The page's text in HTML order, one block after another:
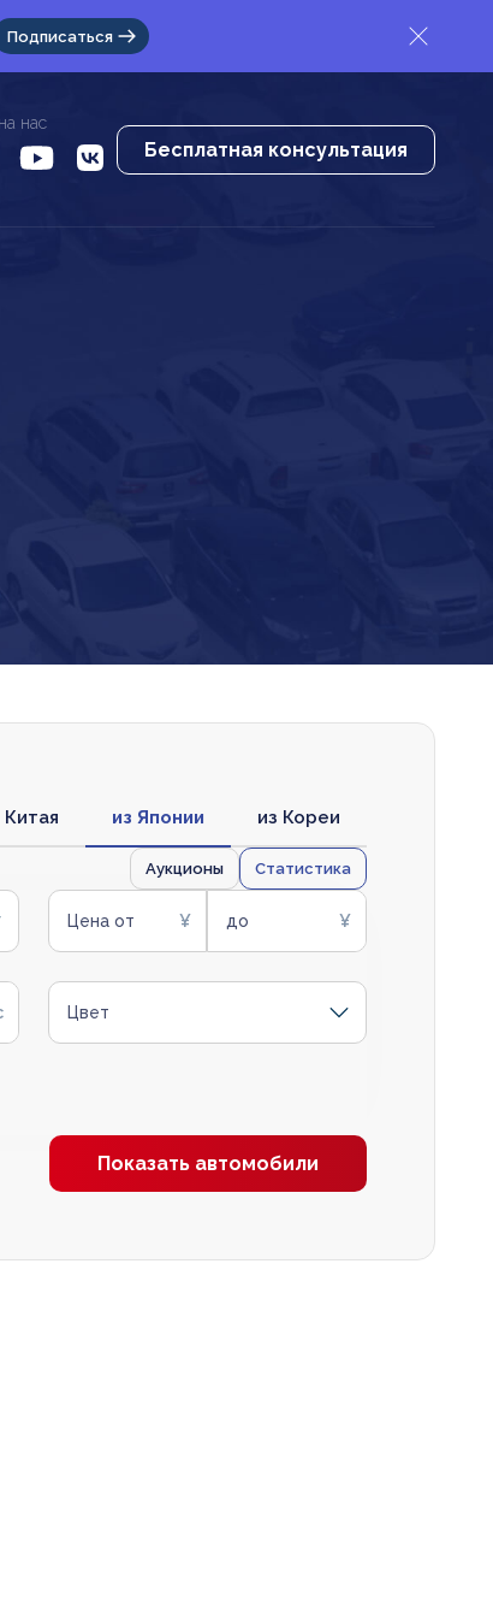
Подписаться
нас
Бесплатная консультация
Китая из Японии из Кореи
Аукционы Статистика
Цена от до
Цвет
Показать автомобили